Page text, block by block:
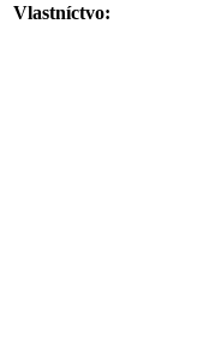
Vlastníctvo: